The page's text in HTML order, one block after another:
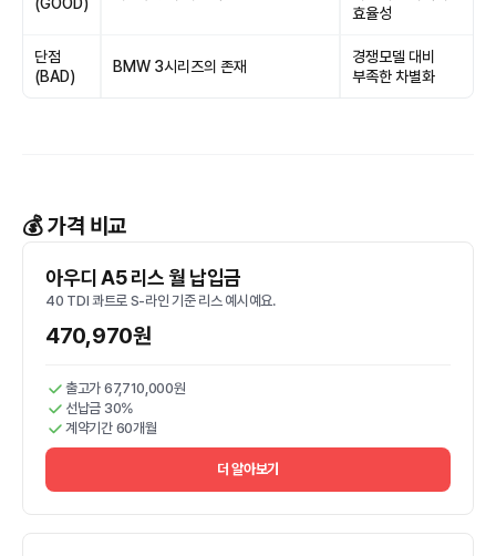
효율성
단점
(BAD)
BMW 3시리즈의 존재
경쟁모델 대비
부족한 차별화
💰 가격 비교
아우디 A5 리스 월 납입금
40 TDI 콰트로 S-라인 기준 리스 예시예요.
470,970원
출고가 67,710,000원
선납금 30%
계약기간 60개월
더 알아보기